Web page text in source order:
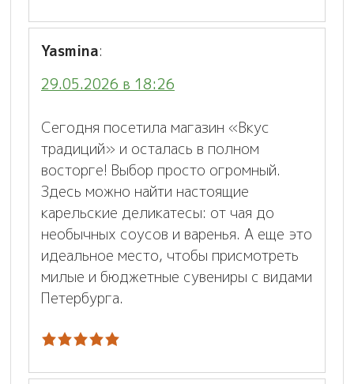
Yasmina:
29.05.2026 в 18:26
Сегодня посетила магазин «Вкус
традиций» и осталась в полном
восторге! Выбор просто огромный.
Здесь можно найти настоящие
карельские деликатесы: от чая до
необычных соусов и варенья. А еще это
идеальное место, чтобы присмотреть
милые и бюджетные сувениры с видами
Петербурга.